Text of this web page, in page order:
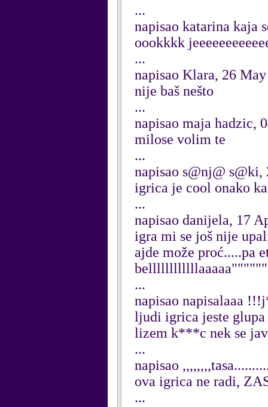
...
napisao katarina kaja
oookkkk
...
napisao Klara, 26
nije baš nešto
...
napisao maja hadzic,
milose volim te
...
napisao s@nj@
igrica je cool onako
...
napisao danijela, 17
igra mi se još nije
ajde može proć.....pa
bellllllllllllaaaaa"""""""""""
...
napisao napisalaaa
ljudi igrica jeste
lizem k***c nek se
...
napisao
ova igrica ne radi,
...